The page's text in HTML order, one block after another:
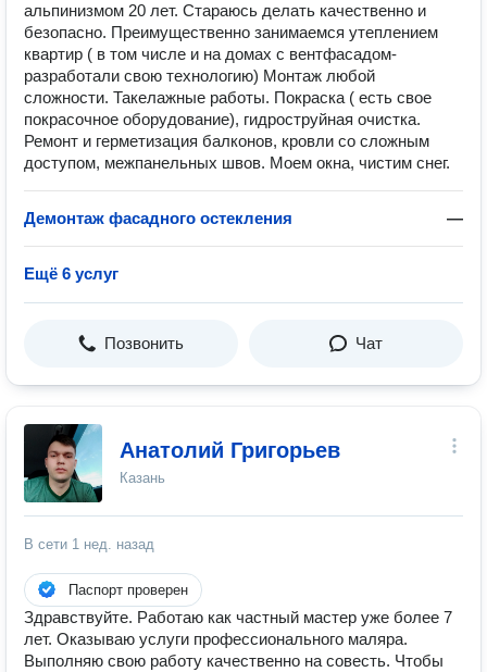
альпинизмом 20 лет. Стараюсь делать качественно и
безопасно. Преимущественно занимаемся утеплением
квартир ( в том числе и на домах с вентфасадом-
разработали свою технологию) Монтаж любой
сложности. Такелажные работы. Покраска ( есть свое
покрасочное оборудование), гидроструйная очистка.
Ремонт и герметизация балконов, кровли со сложным
доступом, межпанельных швов. Моем окна, чистим снег.
Демонтаж фасадного остекления —
Ещё 6 услуг
Позвонить Чат
Анатолий Григорьев
Казань
В сети 1 нед. назад
Паспорт проверен
Здравствуйте. Работаю как частный мастер уже более 7
лет. Оказываю услуги профессионального маляра.
Выполняю свою работу качественно на совесть. Чтобы